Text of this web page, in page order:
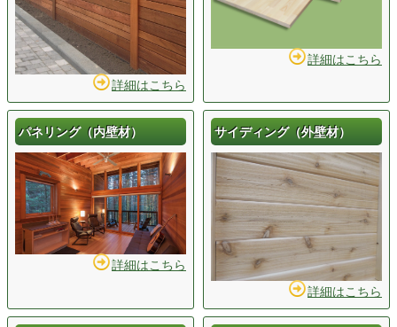
詳細はこちら
詳細はこちら
パネリング（内壁材）
詳細はこちら
サイディング（外壁材）
詳細はこちら